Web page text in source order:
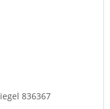
836367